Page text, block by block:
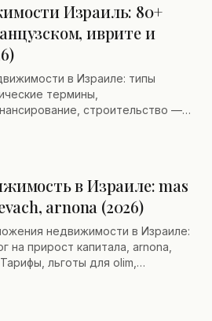
даже за
необходимо для
ситуаций (продажа, проекты
собственность).
строгой процедуре для
прав и возврата имущества.
Израиль: 80+
иврите и
в Израиле: типы
термины,
строительство —
в Израиле: mas
arnona (2026)
недвижимости в Израиле:
на прирост капитала, arnona,
льготы для olim,